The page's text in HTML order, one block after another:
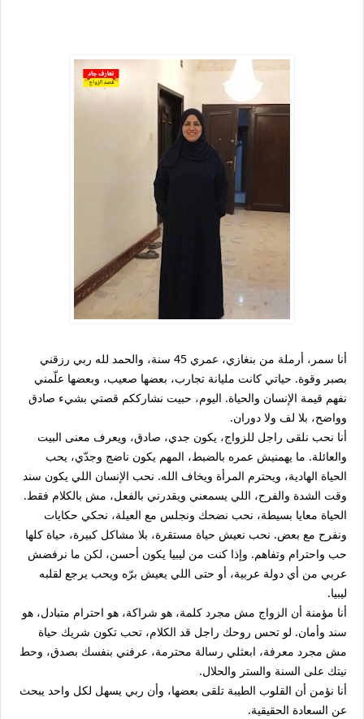
أنا سمر، أرملة من بنغازي، عمري 45 سنة، والحمد لله ربي رزقني
بصبر وقوة. حياتي كانت مليانة تجارب، بعضها صعيب، وبعضها علّمني
نفهم قيمة الإنسان والحياة. اليوم، حبيت نشارككم قصتي بشيء صادق
وواضح، بلا لف ولا دوران.
أنا نحب نلقى راجل للزواج، يكون جدي، صادق، ويعرف معنى البيت
والعائلة. ما يهمنيش عمره بالضبط، المهم يكون ناضج وجدّي، يحب
الحياة الهادية، ويحترم المرأة ويخاف الله. نحب الإنسان اللي يكون سند
وقت الشدة والفرح، اللي يسمعني ويقدرني بالفعل، مش بالكلام فقط.
الحياة معايا بسيطة، نحب نضحك ونجلس مع العيلة، نحكي حكايات
ونفرح مع بعض. نحب نعيش حياة مستقرة، بلا مشاكل كبيرة، حياة كلها
حب واحترام وتفاهم. وإذا كنت من ليبيا يكون أحسن، لكن ما نرفضش
عربي من أي دولة عربية، أو حتى اللي يعيش برّه ويحب يرجع لقلبه
ليبيا.
أنا مؤمنة أن الزواج مش مجرد كلمة، هو شراكة، هو احترام متبادل، هو
سند وأمان. لو تحس روحك راجل قد الكلام، تحب تكون شريك حياة
مش مجرد معرفة، ابعثلي رسالة محترمة، عرفني بنفسك بصدق، وحط
نيتك على السنة والستر والحلال.
أنا نؤمن أن القلوب الطيبة تلقى بعضها، وأن ربي يسهل لكل واحد يبحث
عن السعادة الحقيقية.